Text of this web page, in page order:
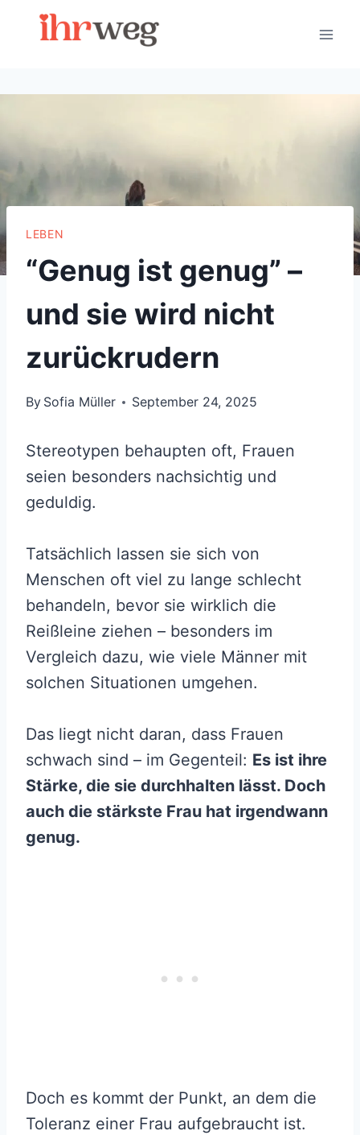
LEBEN
“Genug ist genug” –
und sie wird nicht
zurückrudern
By Sofia Müller September 24, 2025
Stereotypen behaupten oft, Frauen
seien besonders nachsichtig und
geduldig.
Tatsächlich lassen sie sich von
Menschen oft viel zu lange schlecht
behandeln, bevor sie wirklich die
Reißleine ziehen – besonders im
Vergleich dazu, wie viele Männer mit
solchen Situationen umgehen.
Das liegt nicht daran, dass Frauen
schwach sind – im Gegenteil: Es ist ihre
Stärke, die sie durchhalten lässt. Doch
auch die stärkste Frau hat irgendwann
genug.
Doch es kommt der Punkt, an dem die
Toleranz einer Frau aufgebraucht ist.